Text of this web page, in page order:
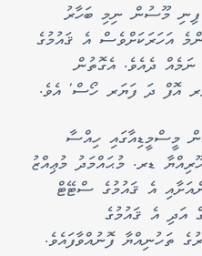
ފިނި މޫސުން ނިމި ބަހާރު
އަހަރަކަށްވެސް އެ ޤައުމުގެ
ދެއެވެ. އެގޮތުން
އޮފް ދަ ފަޔަރ ހޯސް' އެވެ.
މީސްމީޑިއާގައި ހިއްސާ
ޑރ. މުޙައްމަދު މުޢިއްޒު
އެ ޤައުމުގެ ސްޓޭޓް
އަދި އެ ޤައުމުގެ
ތަހުނިއްޔާ ފޮނުއްވާފައެވެ.